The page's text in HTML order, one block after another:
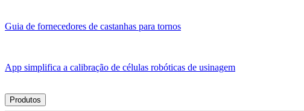
Guia de fornecedores de castanhas para tornos
App simplifica a calibração de células robóticas de usinagem
Produtos